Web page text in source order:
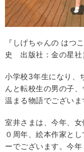
『しげちゃんの は
史 出版社：金の星社
小学校3年生になり、
んと転校生の男の子
温まる物語でございま
室井さまは、今年、
０周年、絵本作家と
ーでございます。今